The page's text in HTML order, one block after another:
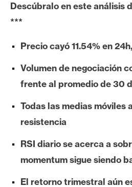
e
u
A
A
n
l
Descúbralo en este análisis
***
Precio cayó 11.54% en
Volumen de negociación
frente al promedio de 30
Todas las medias móviles
resistencia
RSI diario se acerca a
momentum sigue siendo
El retorno trimestral aún